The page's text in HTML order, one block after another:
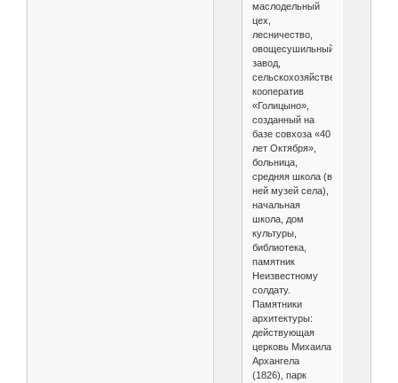
маслодельный
цех,
лесничество,
овощесушильный
завод,
сельскохозяйственный
кооператив
«Голицыно»,
созданный на
базе совхоза «40
лет Октября»,
больница,
средняя школа (в
ней музей села),
начальная
школа, дом
культуры,
библиотека,
памятник
Неизвестному
солдату.
Памятники
архитектуры:
действующая
церковь Михаила
Архангела
(1826), парк